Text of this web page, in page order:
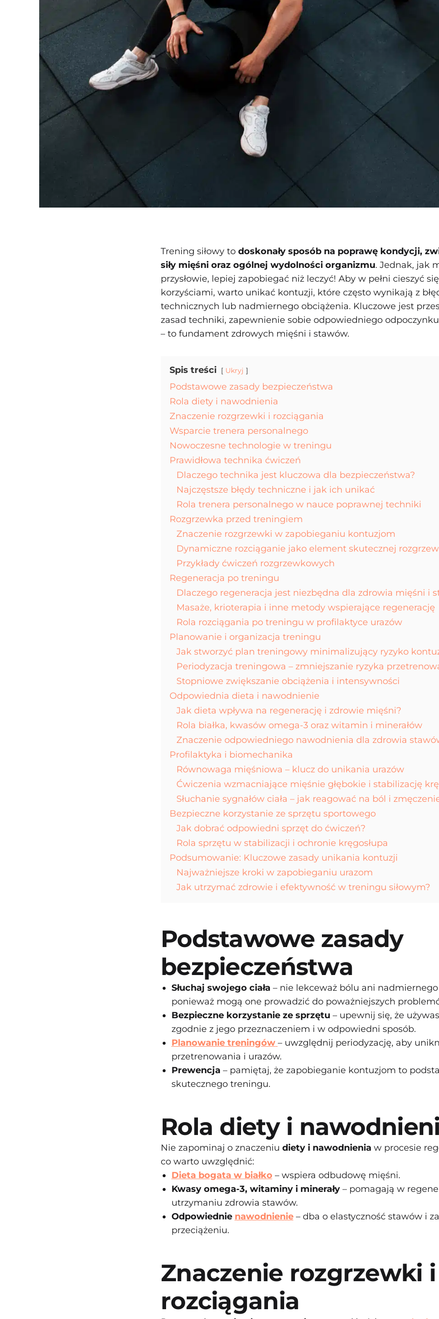
Trening siłowy to doskonały sposób na poprawę kondycji,
siły mięśni oraz ogólnej wydolności organizmu. Jednak, jak
przysłowie, lepiej zapobiegać niż leczyć! Aby w pełni cieszyć
korzyściami, warto unikać kontuzji, które często wynikają z
technicznych lub nadmiernego obciążenia. Kluczowe jest
zasad techniki, zapewnienie sobie odpowiedniego
– to fundament zdrowych mięśni i stawów.
Spis treści Ukryj
Podstawowe zasady bezpieczeństwa
Rola diety i nawodnienia
Znaczenie rozgrzewki i rozciągania
Wsparcie trenera personalnego
Nowoczesne technologie w treningu
Prawidłowa technika ćwiczeń
Dlaczego technika jest kluczowa dla bezpieczeństwa?
Najczęstsze błędy techniczne i jak ich unikać
Rola trenera personalnego w nauce poprawnej techniki
Rozgrzewka przed treningiem
Znaczenie rozgrzewki w zapobieganiu kontuzjom
Dynamiczne rozciąganie jako element skutecznej
Przykłady ćwiczeń rozgrzewkowych
Regeneracja po treningu
Dlaczego regeneracja jest niezbędna dla zdrowia mięśni i
Masaże, krioterapia i inne metody wspierające regenerację
Rola rozciągania po treningu w profilaktyce urazów
Planowanie i organizacja treningu
Jak stworzyć plan treningowy minimalizujący ryzyko
Periodyzacja treningowa – zmniejszanie ryzyka
Stopniowe zwiększanie obciążenia i intensywności
Odpowiednia dieta i nawodnienie
Jak dieta wpływa na regenerację i zdrowie mięśni?
Rola białka, kwasów omega-3 oraz witamin i minerałów
Znaczenie odpowiedniego nawodnienia dla zdrowia
Profilaktyka i biomechanika
Równowaga mięśniowa – klucz do unikania urazów
Ćwiczenia wzmacniające mięśnie głębokie i stabilizację
Słuchanie sygnałów ciała – jak reagować na ból i
Bezpieczne korzystanie ze sprzętu sportowego
Jak dobrać odpowiedni sprzęt do ćwiczeń?
Rola sprzętu w stabilizacji i ochronie kręgosłupa
Podsumowanie: Kluczowe zasady unikania kontuzji
Najważniejsze kroki w zapobieganiu urazom
Jak utrzymać zdrowie i efektywność w treningu siłowym?
Podstawowe zasady
bezpieczeństwa
Słuchaj swojego ciała – nie lekceważ bólu ani
ponieważ mogą one prowadzić do poważniejszych
Bezpieczne korzystanie ze sprzętu – upewnij się, że
zgodnie z jego przeznaczeniem i w odpowiedni sposób.
Planowanie treningów – uwzględnij periodyzację, aby
przetrenowania i urazów.
Prewencja – pamiętaj, że zapobieganie kontuzjom to
skutecznego treningu.
Rola diety i
Nie zapominaj o znaczeniu diety i nawodnienia w procesie
co warto uwzględnić:
Dieta bogata w białko– wspiera odbudowę mięśni.
Kwasy omega-3, witaminy i minerały– pomagają w
utrzymaniu zdrowia stawów.
Odpowiednie nawodnienie– dba o elastyczność stawów i
przeciążeniu.
Znaczenie rozgrzewki i
rozciągania